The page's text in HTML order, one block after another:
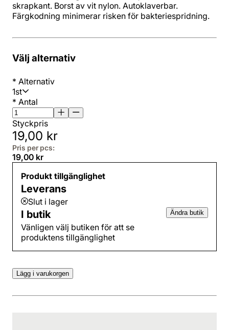
skrapkant. Borst av vit nylon. Autoklaverbar.
Färgkodning minimerar risken för bakteriespridning.
Välj alternativ
* Alternativ
1st
* Antal
Styckpris
19,00 kr
Pris per pcs:
19,00 kr
Produkt tillgänglighet
Leverans
Slut i lager
I butik
Vänligen välj butiken för att se
produktens tillgänglighet
Ändra butik
Lägg i varukorgen